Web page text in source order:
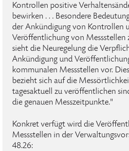
Kontrollen positive
bewirken . . . Besondere
der Ankündigung von Kontrollen
Veröffentlichung von Messstellen
sieht die Neuregelung die
Ankündigung und
kommunalen Messstellen vor.
bezieht sich auf die
tagesaktuell zu veröffentlichen
die genauen Messzeitpunkte."
Konkret verfügt wird die
Messstellen in der
48.26: